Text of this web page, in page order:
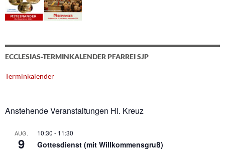
ECCLESIAS-TERMINKALENDER PFARREI SJP
Terminkalender
Anstehende Veranstaltungen Hl. Kreuz
AUG.
9
10:30 - 11:30
Gottesdienst (mit Willkommensgruß)